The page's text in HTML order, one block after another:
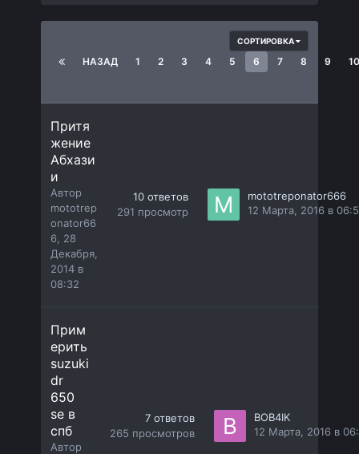
СОРТИРОВКА
НАЗАД 1 2 3 4 5 6 7 8 9
Притя
жение
Абхази
и
Автор
mototrep
onator66
6
28
Декабря,
2014 в
08:32
10 ответов
291 просмотр
mototreponator666
12 Марта, 2016 в
Прим
ерить
suzuki
dr
650
se в
спб
Автор
7 ответов
265 просмотров
BOB4IK
12 Марта, 2016 в